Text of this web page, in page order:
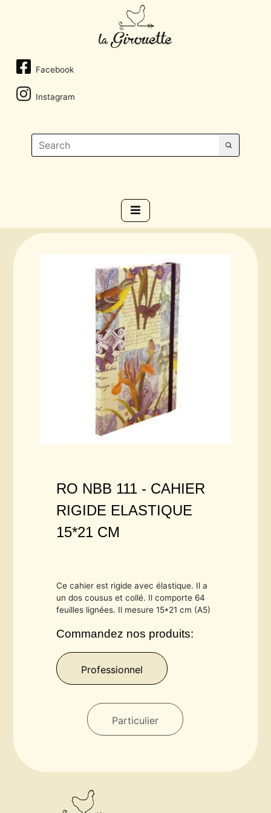
Facebook
Instagram
RO NBB 111 - CAHIER
RIGIDE ELASTIQUE
15*21 CM
Ce cahier est rigide avec élastique. Il a
un dos cousus et collé. Il comporte 64
feuilles lignées. Il mesure 15*21 cm (A5)
Commandez nos produits:
Professionnel
Particulier